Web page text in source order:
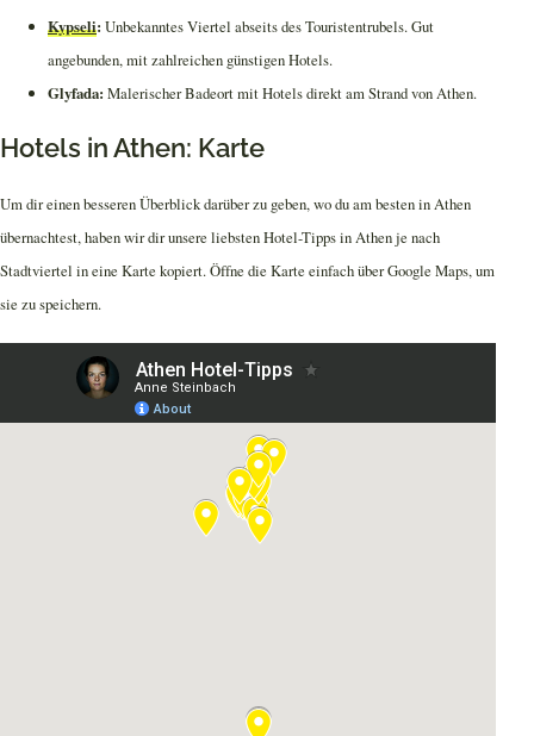
Kypseli: Unbekanntes Viertel abseits des Touristentrubels. Gut
angebunden, mit zahlreichen günstigen Hotels.
Glyfada: Malerischer Badeort mit Hotels direkt am Strand von Athen.
Hotels in Athen: Karte
Um dir einen besseren Überblick darüber zu geben, wo du am besten in Athen
übernachtest, haben wir dir unsere liebsten Hotel-Tipps in Athen je nach
Stadtviertel in eine Karte kopiert. Öffne die Karte einfach über Google Maps, um
sie zu speichern.